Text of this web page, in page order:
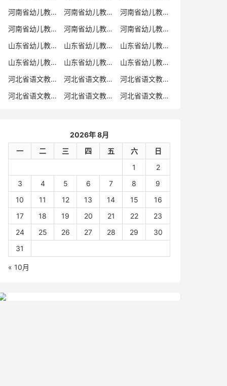
河南省幼儿教师招聘
河南省幼儿教师考试
河南省幼儿教师招聘考试真题
河南省幼儿教师招聘考试真题卷
河南省幼儿教师编制考试真题
河南省幼儿教师编制考试真题卷
山东省幼儿教师招聘
山东省幼儿教师考试
山东省幼儿教师招聘考试真题
山东省幼儿教师招聘考试真题卷
山东省幼儿教师编制考试真题
山东省幼儿教师编制考试真题卷
河北省语文教师招聘
河北省语文教师招聘考试真题
河北省语文教师招聘考试真题卷
河北省语文教师编制考试真题
河北省语文教师编制考试真题卷 河北省语文教师考试
2026年 8月
一
二 三 四 五 六
日
1
2
3
4 5 6 7 8
9
10
11 12 13 14 15
16
17
18 19 20 21 22
23
24
25 26 27 28 29
30
31
« 10月